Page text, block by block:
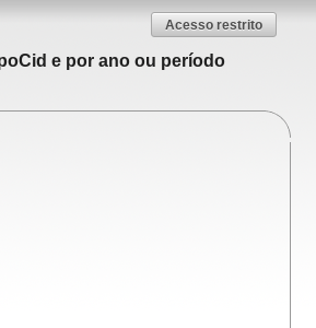
Acesso restrito
e por ano ou período